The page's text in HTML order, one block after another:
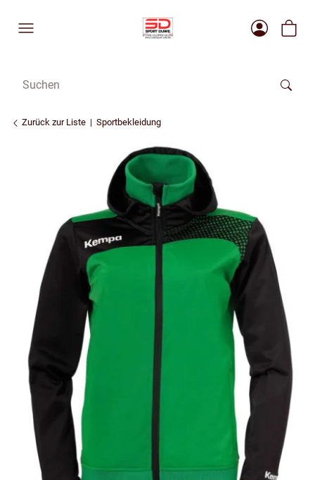
Zurück zur Liste Sportbekleidung